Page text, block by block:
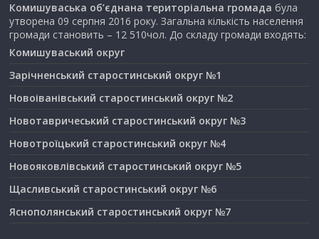
Комишуваська об’єднана територіальна громада була
утворена 09 серпня 2016 року. Загальна кількість населення
громади становить – 12 510чол. До складу громади входять:
Комишуваський округ
Зарічненський старостинський округ №1
Новоіванівський старостинський округ №2
Новотавричеський старостинський округ №3
Новотроїцький старостинський округ №4
Новояковлівський старостинський округ №5
Щасливський старостинський округ №6
Яснополянський старостинський округ №7